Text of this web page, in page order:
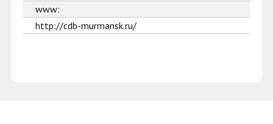
www:
http://cdb-murmansk.ru/